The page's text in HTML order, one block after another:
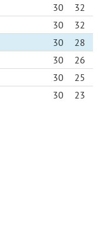
30
32
30
32
30
28
30
26
30
25
30 23